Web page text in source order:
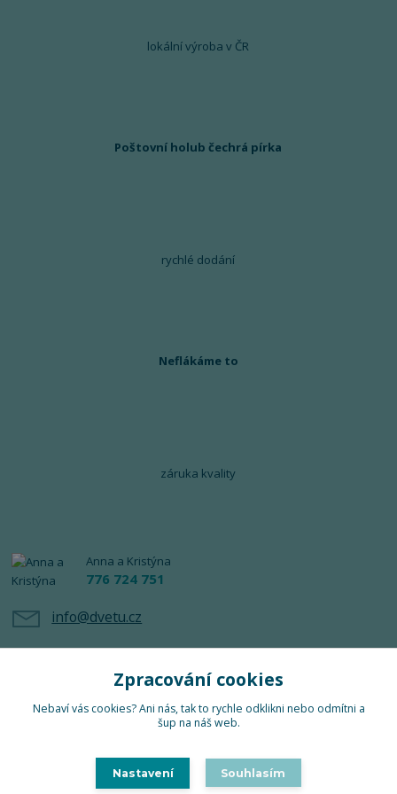
lokální výroba v ČR
Poštovní holub čechrá pírka
rychlé dodání
Neflákáme to
záruka kvality
Anna a Kristýna
776 724 751
info@dvetu.cz
Zpracování cookies
Nebaví vás cookies? Ani nás, tak to rychle odklikni nebo odmítni a
šup na náš web.
Nastavení Souhlasím